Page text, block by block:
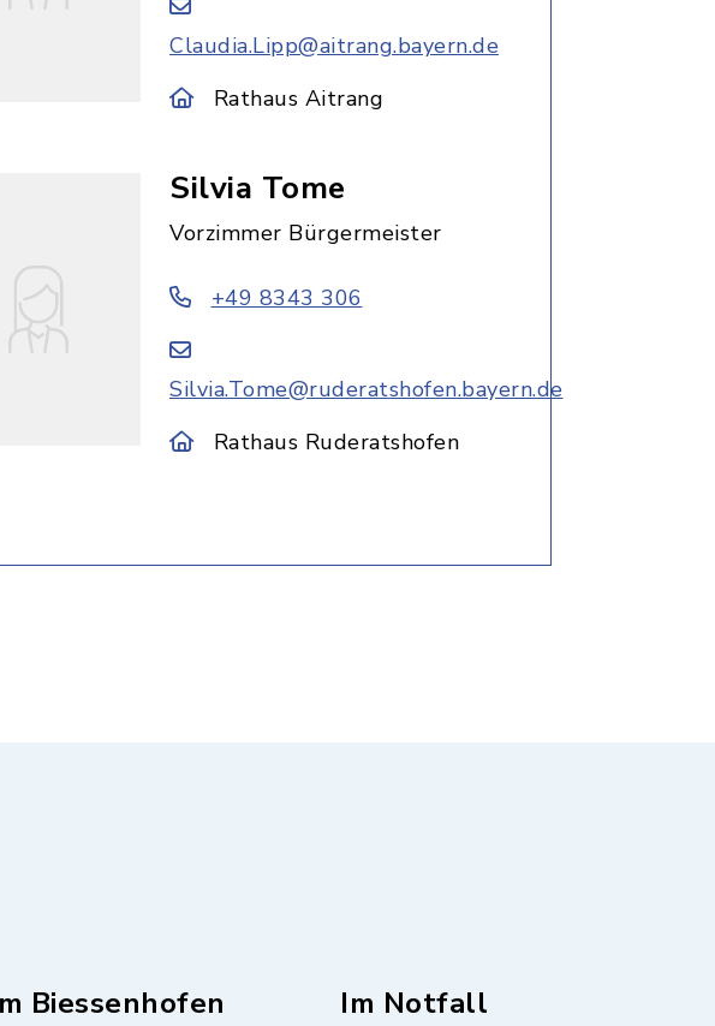
Claudia.Lipp@aitrang.bayern.de
Rathaus Aitrang
Silvia Tome
Vorzimmer Bürgermeister
+49 8343 306
Silvia.Tome@ruderatshofen.bayern.de
Rathaus Ruderatshofen
Biessenhofen Im Notfall